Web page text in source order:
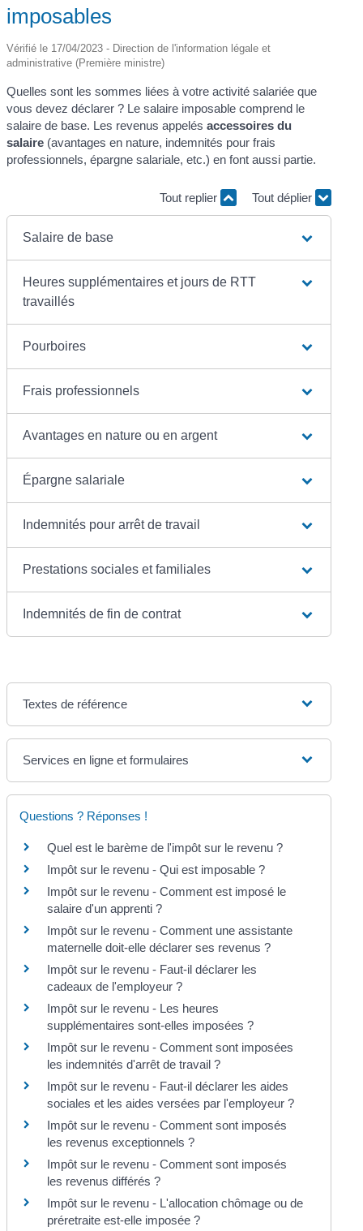
imposables
Vérifié le 17/04/2023 - Direction de l'information légale et
administrative (Première ministre)
Quelles sont les sommes liées à votre activité salariée que
vous devez déclarer ? Le salaire imposable comprend le
salaire de base. Les revenus appelésaccessoires du
salaire (avantages en nature, indemnités pour frais
professionnels, épargne salariale, etc.) en font aussi partie.
Tout replier Tout déplier
Salaire de base
Heures supplémentaires et jours de RTT
travaillés
Pourboires
Frais professionnels
Avantages en nature ou en argent
Épargne salariale
Indemnités pour arrêt de travail
Prestations sociales et familiales
Indemnités de fin de contrat
Textes de référence
Services en ligne et formulaires
Questions ? Réponses !
Quel est le barème de l'impôt sur le revenu ?
Impôt sur le revenu - Qui est imposable ?
Impôt sur le revenu - Comment est imposé le
salaire d'un apprenti ?
Impôt sur le revenu - Comment une assistante
maternelle doit-elle déclarer ses revenus ?
Impôt sur le revenu - Faut-il déclarer les
cadeaux de l'employeur ?
Impôt sur le revenu - Les heures
supplémentaires sont-elles imposées ?
Impôt sur le revenu - Comment sont imposées
les indemnités d'arrêt de travail ?
Impôt sur le revenu - Faut-il déclarer les aides
sociales et les aides versées par l'employeur ?
Impôt sur le revenu - Comment sont imposés
les revenus exceptionnels ?
Impôt sur le revenu - Comment sont imposés
les revenus différés ?
Impôt sur le revenu - L'allocation chômage ou de
préretraite est-elle imposée ?